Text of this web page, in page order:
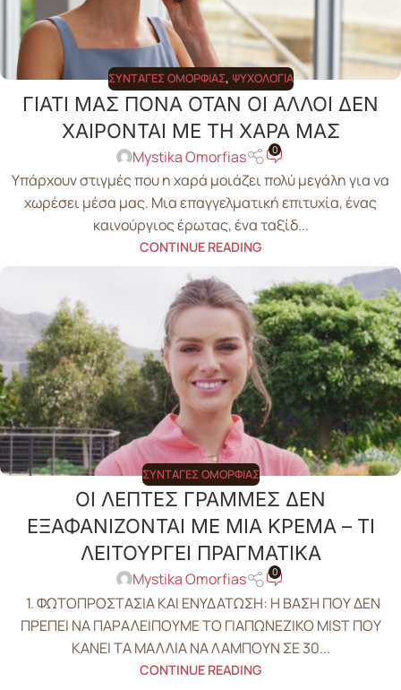
ΣΥΝΤΑΓΈΣ ΟΜΟΡΦΙΆΣ, ΨΥΧΟΛΟΓΊΑ
ΓΙΑΤΙ ΜΑΣ ΠΟΝΑ ΟΤΑΝ ΟΙ ΑΛΛΟΙ ΔΕΝ
ΧΑΙΡΟΝΤΑΙ ΜΕ ΤΗ ΧΑΡΑ ΜΑΣ
Mystika Omorfias 0
Υπάρχουν στιγμές που η χαρά μοιάζει πολύ μεγάλη για να
χωρέσει μέσα μας. Μια επαγγελματική επιτυχία, ένας
καινούργιος έρωτας, ένα ταξίδ...
CONTINUE READING
ΣΥΝΤΑΓΈΣ ΟΜΟΡΦΙΆΣ
ΟΙ ΛΕΠΤΕΣ ΓΡΑΜΜΕΣ ΔΕΝ
ΕΞΑΦΑΝΙΖΟΝΤΑΙ ΜΕ ΜΙΑ ΚΡΕΜΑ – ΤΙ
ΛΕΙΤΟΥΡΓΕΙ ΠΡΑΓΜΑΤΙΚΑ
Mystika Omorfias 0
1. ΦΩΤΟΠΡΟΣΤΑΣΙΑ ΚΑΙ ΕΝΥΔΑΤΩΣΗ: Η ΒΑΣΗ ΠΟΥ ΔΕΝ
ΠΡΕΠΕΙ ΝΑ ΠΑΡΑΛΕΙΠΟΥΜΕ ΤΟ ΓΙΑΠΩΝΕΖΙΚΟ MIST ΠΟΥ
ΚΑΝΕΙ ΤΑ ΜΑΛΛΙΑ ΝΑ ΛΑΜΠΟΥΝ ΣΕ 30...
CONTINUE READING